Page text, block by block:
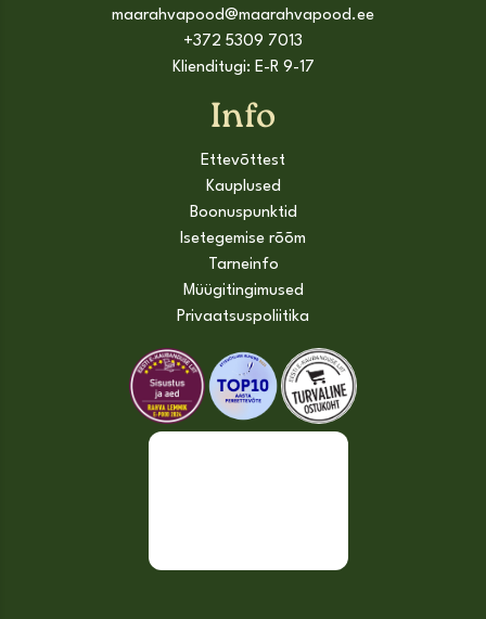
maarahvapood@maarahvapood.ee
+372 5309 7013
Klienditugi: E-R 9-17
Info
Ettevõttest
Kauplused
Boonuspunktid
Isetegemise rõõm
Tarneinfo
Müügitingimused
Privaatsuspoliitika